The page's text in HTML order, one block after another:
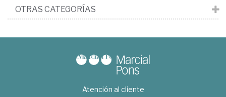
OTRAS CATEGORÍAS
Atención al cliente